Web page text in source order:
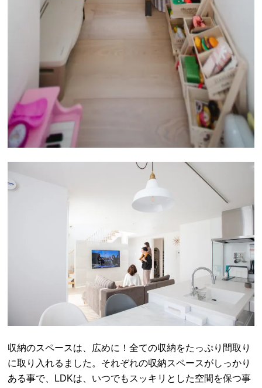
収納のスペースは、広めに！全ての収納をたっぷり間取り
に取り入れるました。それぞれの収納スペースがしっかり
ある事で、LDKは、いつでもスッキリとした空間を保つ事